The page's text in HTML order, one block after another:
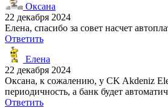
Оксана
22 декабря 2024
Елена, спасибо за совет насчет
Ответить
Елена
22 декабря 2024
Оксана, к сожалению, у CK Akdeniz
периодичность, а банк будет
Ответить